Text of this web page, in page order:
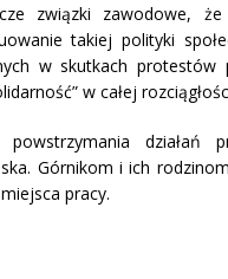
związki zawodowe,
takiej polityki
w skutkach protestów
w całej
działań
Górnikom i ich
pracy.